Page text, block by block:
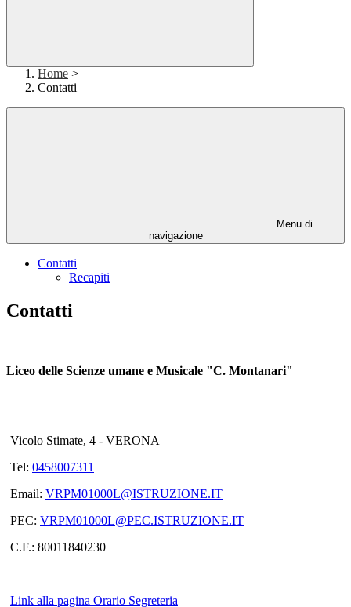
Home >
Contatti
Menu di
navigazione
Contatti
Recapiti
Contatti
Liceo delle Scienze umane e Musicale "C. Montanari"
Vicolo Stimate, 4 - VERONA
Tel: 0458007311
Email: VRPM01000L@ISTRUZIONE.IT
PEC: VRPM01000L@PEC.ISTRUZIONE.IT
C.F.: 80011840230
Link alla pagina Orario Segreteria